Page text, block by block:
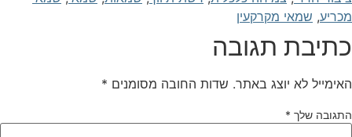
, שמאי מקרקעין
תגובה
לא יוצג באתר. שדות החובה מסומנים *
שלך *